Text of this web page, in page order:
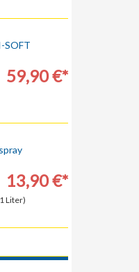
SOFT
59,90 €*
13,90 €*
Liter)